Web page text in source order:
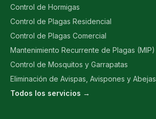
Control de Hormigas
Control de Plagas Residencial
Control de Plagas Comercial
Mantenimiento Recurrente de Plagas (MIP)
Control de Mosquitos y Garrapatas
Eliminación de Avispas, Avispones y Abejas
Todos los servicios →